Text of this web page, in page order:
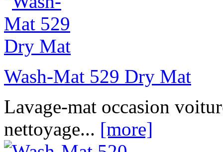
Wash-Mat 529 Dry Mat
Lavage-mat occasion
nettoyage... [more]